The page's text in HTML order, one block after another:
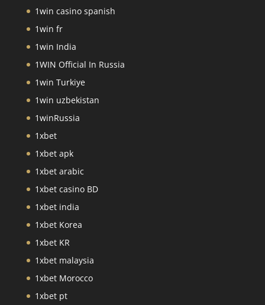
1win casino spanish
1win fr
1win India
1WIN Official In Russia
1win Turkiye
1win uzbekistan
1winRussia
1xbet
1xbet apk
1xbet arabic
1xbet casino BD
1xbet india
1xbet Korea
1xbet KR
1xbet malaysia
1xbet Morocco
1xbet pt